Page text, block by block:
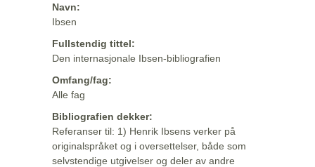
Navn:
Ibsen
Fullstendig tittel:
Den internasjonale Ibsen-bibliografien
Omfang/fag:
Alle fag
Bibliografien dekker:
Referanser til: 1) Henrik Ibsens verker på
originalspråket og i oversettelser, både som
selvstendige utgivelser og deler av andre